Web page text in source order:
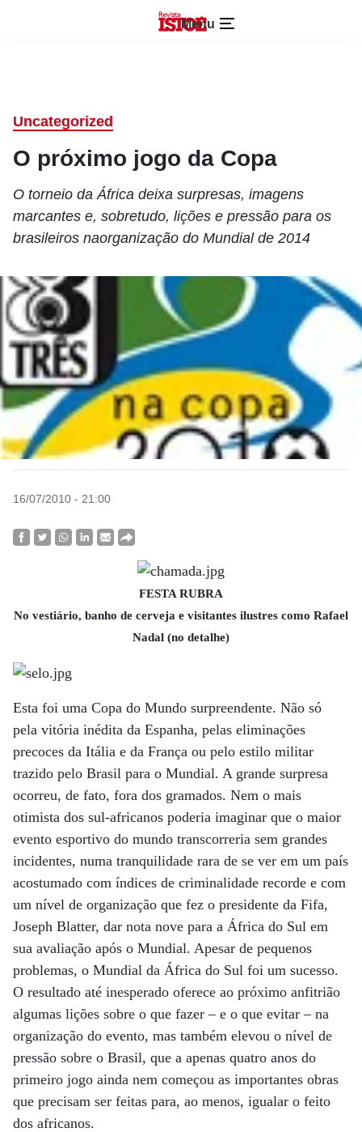
Menu
Uncategorized
O próximo jogo da Copa
O torneio da África deixa surpresas, imagens
marcantes e, sobretudo, lições e pressão para os
brasileiros naorganização do Mundial de 2014
16/07/2010 - 21:00
FESTA RUBRA
No vestiário, banho de cerveja e visitantes ilustres como Rafael
Nadal (no detalhe)
Esta foi uma Copa do Mundo surpreendente. Não só
pela vitória inédita da Espanha, pelas eliminações
precoces da Itália e da França ou pelo estilo militar
trazido pelo Brasil para o Mundial. A grande surpresa
ocorreu, de fato, fora dos gramados. Nem o mais
otimista dos sul-africanos poderia imaginar que o maior
evento esportivo do mundo transcorreria sem grandes
incidentes, numa tranquilidade rara de se ver em um país
acostumado com índices de criminalidade recorde e com
um nível de organização que fez o presidente da Fifa,
Joseph Blatter, dar nota nove para a África do Sul em
sua avaliação após o Mundial. Apesar de pequenos
problemas, o Mundial da África do Sul foi um sucesso.
O resultado até inesperado oferece ao próximo anfitrião
algumas lições sobre o que fazer – e o que evitar – na
organização do evento, mas também elevou o nível de
pressão sobre o Brasil, que a apenas quatro anos do
primeiro jogo ainda nem começou as importantes obras
que precisam ser feitas para, ao menos, igualar o feito
dos africanos.